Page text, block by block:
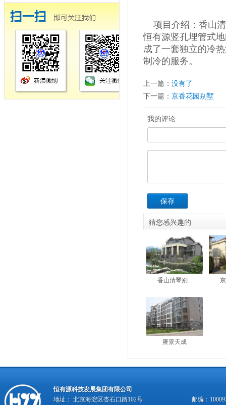
项目介绍：香山清
恒有源竖孔埋管式
成了一套独立的冷
制冷的服务。
上一篇： 没有了
下一篇： 京香花园别墅
我的评论
保存
猜您感兴趣的
香山清琴别...
雍景天成
恒有源科技发展集团有限公司
地址： 北京海淀区杏石口路102号
邮编：